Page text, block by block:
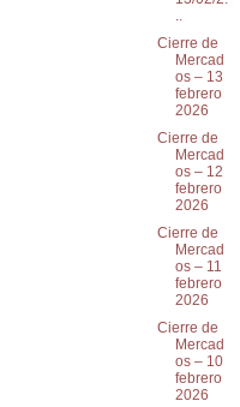
..
Cierre de
Mercad
os – 13
febrero
2026
Cierre de
Mercad
os – 12
febrero
2026
Cierre de
Mercad
os – 11
febrero
2026
Cierre de
Mercad
os – 10
febrero
2026